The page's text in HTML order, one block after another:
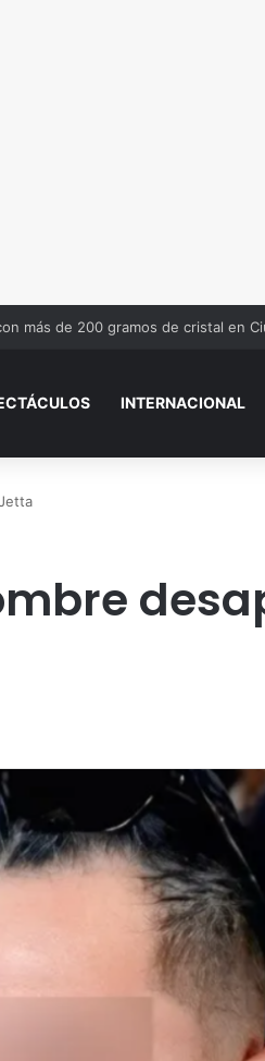
más de 200 gramos de cristal en
INTERNACIONAL